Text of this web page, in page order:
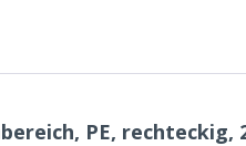
PE, rechteckig,